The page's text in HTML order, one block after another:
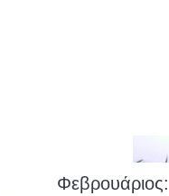
Φεβρουάριος: